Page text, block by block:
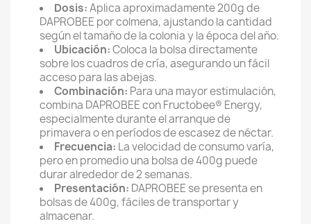
Dosis:Aplica aproximadamente 200g de
DAPROBEE por colmena,ajustando la cantidad
según el tamaño de la colonia y la época del año.
Ubicación:Coloca la bolsa directamente
sobre los cuadros de cría,asegurando un fácil
acceso para las abejas.
Combinación: Para una mayor estimulación,
combina DAPROBEE con Fructobee® Energy,
especialmente durante el arranque de
primavera o en períodos de escasez de néctar.
Frecuencia: La velocidad de consumo varía,
pero en promedio una bolsa de 400g puede
durar alrededor de 2 semanas.
Presentación: DAPROBEE se presenta en
bolsas de 400g,fáciles de transportar y
almacenar.